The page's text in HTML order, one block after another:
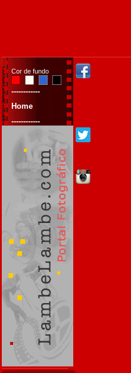
Cor de fundo
------------
Home
------------